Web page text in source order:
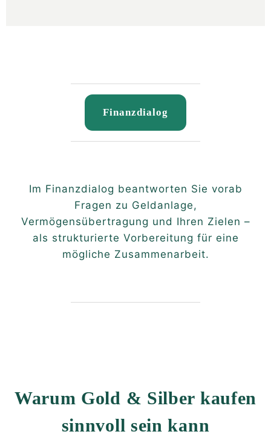
Finanzdialog
Im Finanzdialog beantworten Sie vorab
Fragen zu Geldanlage,
Vermögensübertragung und Ihren Zielen –
als strukturierte Vorbereitung für eine
mögliche Zusammenarbeit.
Warum Gold & Silber kaufen
sinnvoll sein kann